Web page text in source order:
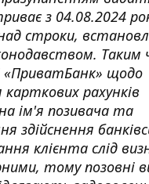
з 04.08.2024
строки,
Таким
«ПриватБанк» щодо
карткових рахунків
ім'я позивача та
здійснення
клієнта слід
тому позовні